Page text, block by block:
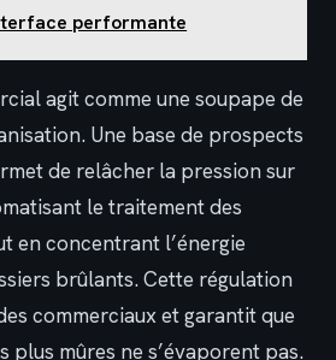
performante
agit comme une soupape de
Une base de prospects
de relâcher la pression sur
le traitement des
en concentrant l’énergie
brûlants. Cette régulation
commerciaux et garantit que
plus mûres ne s’évaporent pas.